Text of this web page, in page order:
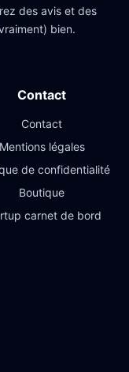
des avis et des
bien.
Contact
Contact
Mentions légales
de confidentialité
Boutique
carnet de bord